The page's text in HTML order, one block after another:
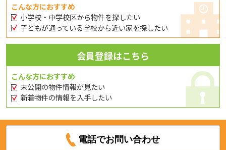
こんな方におすすめ
小学校・中学校区から物件を探したい
子どもが通っている学校から近い家を探したい
会員登録はこちら
こんな方におすすめ
未公開の物件情報が見たい
新着物件の情報を入手したい
電話でお問い合わせ